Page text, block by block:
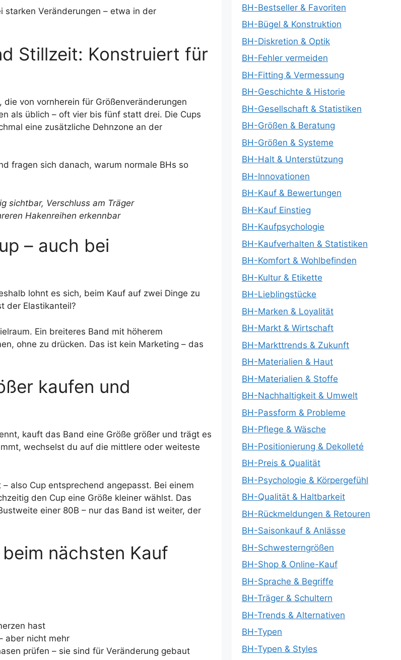
starken Veränderungen – etwa in der
Stillzeit: Konstruiert für
von vornherein für Größenveränderungen
als üblich – oft vier bis fünf statt drei. Die Cups
eine zusätzliche Dehnzone an der
fragen sich danach, warum normale BHs so
– auch bei
lohnt es sich, beim Kauf auf zwei Dinge zu
der Elastikanteil?
Ein breiteres Band mit höherem
ohne zu drücken. Das ist kein Marketing – das
kaufen und
kauft das Band eine Größe größer und trägt es
wechselst du auf die mittlere oder weiteste
also Cup entsprechend angepasst. Bei einem
den Cup eine Größe kleiner wählst. Das
einer 80B – nur das Band ist weiter, der
nächsten Kauf
hast
aber nicht mehr
prüfen – sie sind für Veränderung gebaut
BH-Bestseller & Favoriten
BH-Bügel & Konstruktion
BH-Diskretion & Optik
BH-Fehler vermeiden
BH-Fitting & Vermessung
BH-Geschichte & Historie
BH-Gesellschaft & Statistiken
BH-Größen & Beratung
BH-Größen & Systeme
BH-Halt & Unterstützung
BH-Innovationen
BH-Kauf & Bewertungen
BH-Kauf Einstieg
BH-Kaufpsychologie
BH-Kaufverhalten & Statistiken
BH-Komfort & Wohlbefinden
BH-Kultur & Etikette
BH-Lieblingstücke
BH-Marken & Loyalität
BH-Markt & Wirtschaft
BH-Markttrends & Zukunft
BH-Materialien & Haut
BH-Materialien & Stoffe
BH-Nachhaltigkeit & Umwelt
BH-Passform & Probleme
BH-Pflege & Wäsche
BH-Positionierung & Dekolleté
BH-Preis & Qualität
BH-Psychologie & Körpergefühl
BH-Qualität & Haltbarkeit
BH-Rückmeldungen & Retouren
BH-Saisonkauf & Anlässe
BH-Schwesterngrößen
BH-Shop & Online-Kauf
BH-Sprache & Begriffe
BH-Träger & Schultern
BH-Trends & Alternativen
BH-Typen
BH-Typen & Styles